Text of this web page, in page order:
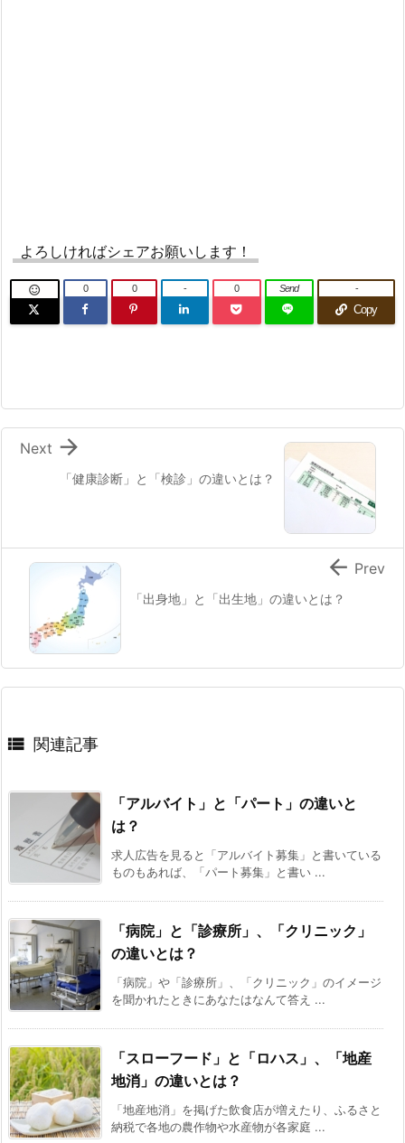
よろしければシェアお願いします！
 0 0 - 0 Send
Copy
-
「健康診断」と「検診」の違いとは？

Next
「出身地」と「出生地」の違いとは？
 Prev
 関連記事
「アルバイト」と「パート」の違いと
は？
求人広告を見ると「アルバイト募集」と書いている
ものもあれば、「パート募集」と書い ...
「病院」と「診療所」、「クリニック」
の違いとは？
「病院」や「診療所」、「クリニック」のイメージ
を聞かれたときにあなたはなんて答え ...
「スローフード」と「ロハス」、「地産
地消」の違いとは？
「地産地消」を掲げた飲食店が増えたり、ふるさと
納税で各地の農作物や水産物が各家庭 ...